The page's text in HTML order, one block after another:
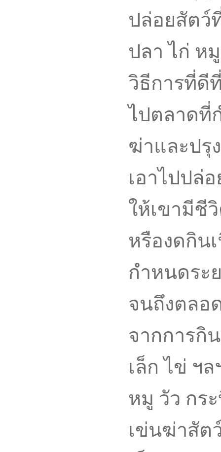
ปล่อยสัตว์
ปลา ไก่ ห
วิธีการที่ดี
ไปตลาดที่
ฆ่าและปรุ
เอาไปปล่
ให้เขามีชี
หรืองดกิน
กำหนดระ
จนถึงตลอ
จากการกิ
เล็ก ไข่ ฯ
หมู วัว กร
เข่นฆ่าสัต